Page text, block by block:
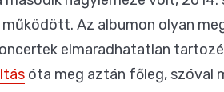
működött. Az albumon olyan
elmaradhatatlan
óta meg aztán főleg, szóval